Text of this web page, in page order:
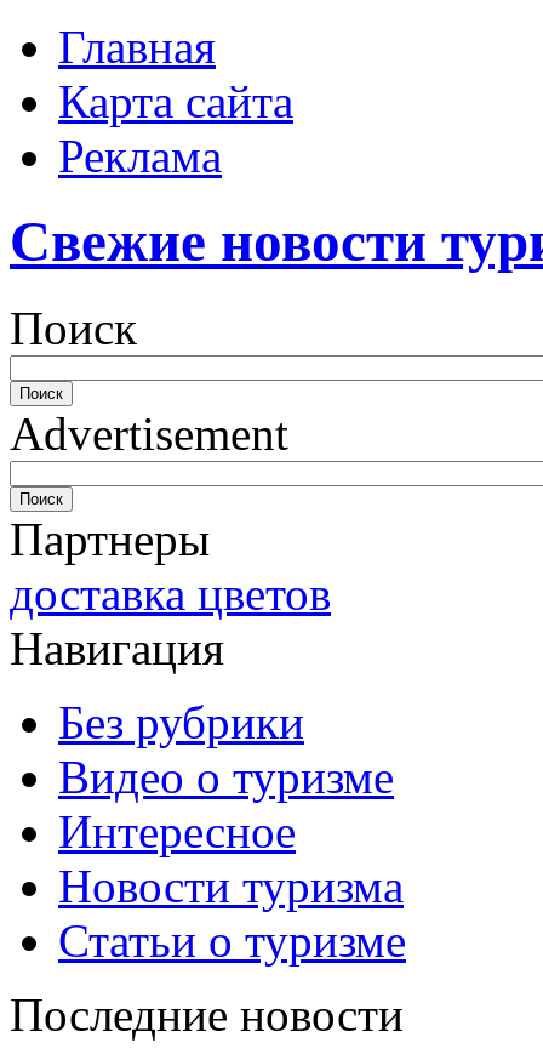
Главная
Карта сайта
Реклама
Свежие новости
Поиск
Advertisement
Партнеры
доставка цветов
Навигация
Без рубрики
Видео о туризме
Интересное
Новости туризма
Статьи о туризме
Последние новости